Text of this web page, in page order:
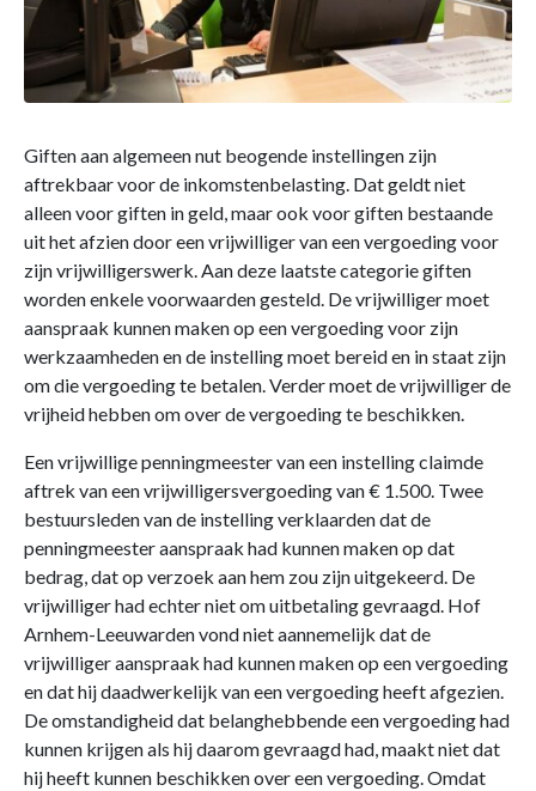
Giften aan algemeen nut beogende instellingen zijn
aftrekbaar voor de inkomstenbelasting. Dat geldt niet
alleen voor giften in geld, maar ook voor giften bestaande
uit het afzien door een vrijwilliger van een vergoeding voor
zijn vrijwilligerswerk. Aan deze laatste categorie giften
worden enkele voorwaarden gesteld. De vrijwilliger moet
aanspraak kunnen maken op een vergoeding voor zijn
werkzaamheden en de instelling moet bereid en in staat zijn
om die vergoeding te betalen. Verder moet de vrijwilliger de
vrijheid hebben om over de vergoeding te beschikken.
Een vrijwillige penningmeester van een instelling claimde
aftrek van een vrijwilligersvergoeding van € 1.500. Twee
bestuursleden van de instelling verklaarden dat de
penningmeester aanspraak had kunnen maken op dat
bedrag, dat op verzoek aan hem zou zijn uitgekeerd. De
vrijwilliger had echter niet om uitbetaling gevraagd. Hof
Arnhem-Leeuwarden vond niet aannemelijk dat de
vrijwilliger aanspraak had kunnen maken op een vergoeding
en dat hij daadwerkelijk van een vergoeding heeft afgezien.
De omstandigheid dat belanghebbende een vergoeding had
kunnen krijgen als hij daarom gevraagd had, maakt niet dat
hij heeft kunnen beschikken over een vergoeding. Omdat